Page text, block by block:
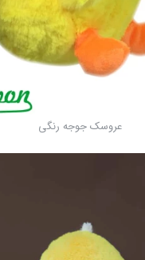
عروسک جوجه رنگی